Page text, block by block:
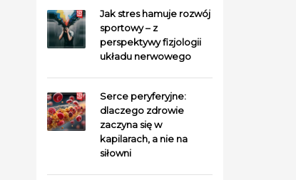
Jak stres hamuje rozwój
sportowy – z
perspektywy fizjologii
układu nerwowego
Serce peryferyjne:
dlaczego zdrowie
zaczyna się w
kapilarach, a nie na
siłowni